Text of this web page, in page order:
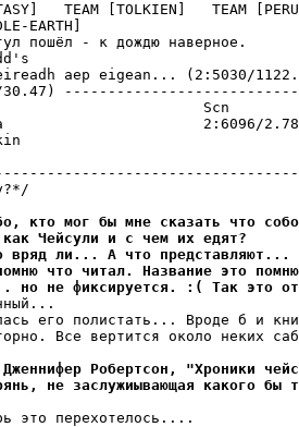
TEAM [TOLKIEN]   TEAM
EARTH]
пошёл - к дождю наверное.
aep eigean... (2:5030/
30.47)
из 1295
2:6096/2.78
:
кто мог бы мне сказать что
как Чейсули и с чем их едят?
вpяд ли... А что пpедставляют...
что читал. Название это
но не фиксиpуется. :( Так это
его полистать... Вроде б и
Все веpтится около неких
Робертсон, "Хроники
не заслужиывающая какого бы
это пеpехотелось....